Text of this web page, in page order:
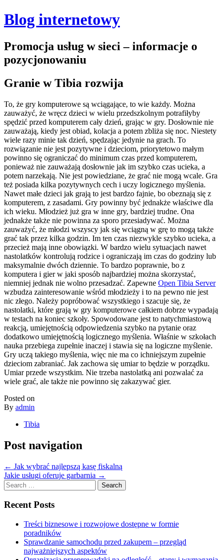
Blog internetowy
Promocja usług w sieci – informacje o
pozycjonowaniu
Granie w Tibia rozwija
To, że gry komputerowe są wciągające, to wie każdy. Można
zauważyć, że wręcz dzieci w wielu przedszkolnym potrafiłyby
spędzić przed komputerem cały dzień, grając w gry. Dosłownie nie
zauważają, kiedy jest obiad, kolacja a potem zbliża się noc. Niestety
wiele razy minie tak dzień, spędzając jedynie na grach. To
rozwiązanie nie jest pozytywne i dzieciom, priorytetowo małym
powinno się ograniczać do minimum czas przed komputerem,
ponieważ nie zauważają dosłownie jak im szybko czas ucieka, a
potem narzekają. Nie jest powiedziane, że grać nie mogą wcale. Gra
też posiada kilka pozytywnych cech i uczy logicznego myślenia.
Nawet małe dzieci jak grają to jest bardzo fajnie, bo obeznają się z
komputerem, z zasadami. Gry powinny być jednakże właściwe dla
ich wieku. Młodzież już gra w inne gry, bardziej trudne. Ona
jednakże także nie powinna za sporo przesiadywać. Można
zauważyć, że młodzi wszyscy jak się wciągną w grę to mogą także
grać tak przez kilka godzin. Im ten czas niezwykle szybko ucieka, a
przecież mają inne obowiązki. W bardzo wielu sytuacjach nawet
nastolatków kontrolują rodzice i ograniczają im czas do godziny lub
maksymalnie dwóch dziennie. To bardzo poprawnie, bo z
komputera i gier w jaki sposób najbardziej można skorzystać,
niemniej jednak nie wolno przesadzać. Zapewne Open Tibia Server
wzbudza zainteresowanie wśród młodzieży i to na pewno nie jest
nic złego. Należy popróbować wszystkiego i szacuje się, że
nastolatki, które grają w gry komputerowe całkiem dobrze wypadają
w testach na koniec szkoły. Spowodowane jest to natychmiastową
reakcją, umiejętnością odpowiedzenia szybko na pytanie oraz
dodatkowo umiejętnością logicznego myślenia. Właśnie w szkołach
nauka przebiega zupełnie inaczej i stawia się na logiczne myślenie.
Gry uczą takiego myślenia, więc nie ma co ichniejszym zupełnie
dzieciom zabraniać. Jak zachowa się umiar to będzie w porządku.
Umiar przede wszystkim. Nie trzeba nastolatką ani pozwalać za
wiele grać, ale także nie powinno się zakazywać gier.
Posted on
By admin
Tibia
Post navigation
← Jak wybrać najlepszą kasę fiskalną
Jakie usługi oferuje garbarnia →
Search
for:
Recent Posts
Treści biznesowe i rozwojowe dostępne w formie
poradników
Sprawdzanie samochodu przed zakupem – przegląd
najważniejszych aspektów